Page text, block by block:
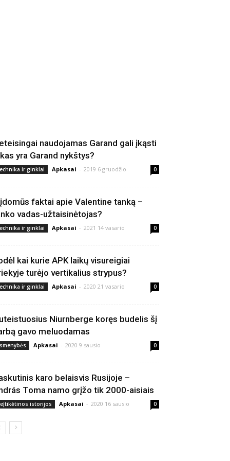
naudojamas Garand gali įkąsti
yra Garand nykštys?
ir ginklai Apkasai - 2019 6 gruodžio 0
faktai apie Valentine tanką –
vadas-užtaisinėtojas?
ir ginklai Apkasai - 2021 14 vasario 0
kai kurie APK laikų visureigiai
turėjo vertikalius strypus?
ir ginklai Apkasai - 2020 21 vasario 0
Niurnberge koręs budelis šį
gavo meluodamas
Apkasai - 2020 9 sausio 0
karo belaisvis Rusijoje –
Toma namo grįžo tik 2000-aisiais
istorijos Apkasai - 2020 16 sausio 0